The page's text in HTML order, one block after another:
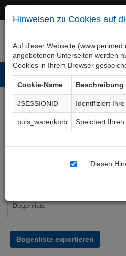
Hinweisen zu Cookies auf
Auf dieser Webseite
angebotenen Unterseiten werden
Cookies in Ihrem Browser
Cookie-Name
Beschreibung
JSESSIONID
Identifiziert
puls_warenkorb
Speichert
Diesen
Anästhesie
Bogenliste
Bogenliste exportieren